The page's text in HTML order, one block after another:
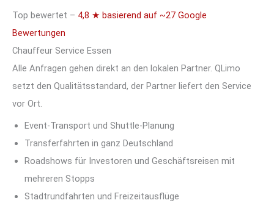
Top bewertet – 4,8 ★ basierend auf ~27 Google
Bewertungen
Chauffeur Service Essen
Alle Anfragen gehen direkt an den lokalen Partner. QLimo
setzt den Qualitätsstandard, der Partner liefert den Service
vor Ort.
Event-Transport und Shuttle-Planung
Transferfahrten in ganz Deutschland
Roadshows für Investoren und Geschäftsreisen mit
mehreren Stopps
Stadtrundfahrten und Freizeitausflüge